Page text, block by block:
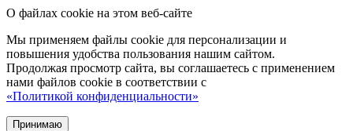
О файлах cookie на этом веб-сайте
Мы применяем файлы cookie для персонализации и
повышения удобства пользования нашим сайтом.
Продолжая просмотр сайта, вы соглашаетесь с применением
нами файлов cookie в соответствии с
«Политикой конфиденциальности»
Принимаю